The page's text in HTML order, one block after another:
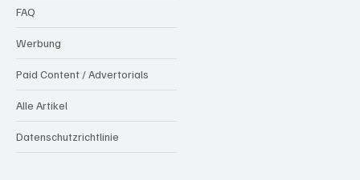
FAQ
Werbung
Paid Content / Advertorials
Alle Artikel
Datenschutzrichtlinie